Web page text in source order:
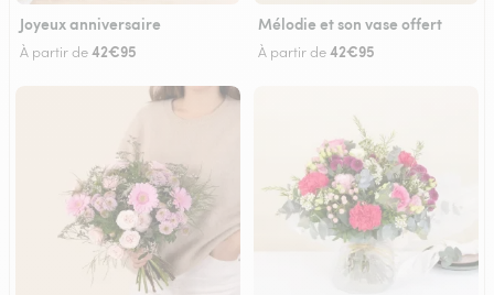
Joyeux anniversaire
À partir de42€95
Mélodie et son vase offert
À partir de42€95